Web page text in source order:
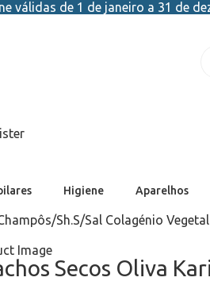
válidas de 1 de janeiro a 31 de
Higiene Aparelhos
/Sh.S/Sal Colagénio
Secos Oliva